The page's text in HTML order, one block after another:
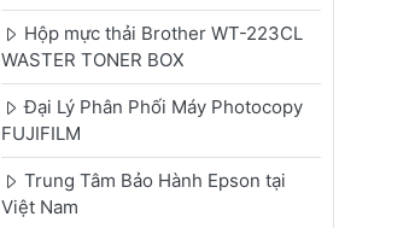
Hộp mực thải Brother WT-223CL
WASTER TONER BOX
Đại Lý Phân Phối Máy Photocopy
FUJIFILM
Trung Tâm Bảo Hành Epson tại
Việt Nam